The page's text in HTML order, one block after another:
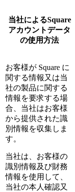
当社によるSquare
アカウントデータ
の使用方法
お客様が Square に
関する情報又は当
社の製品に関する
情報を要求する場
合、当社はお客様
から提供された識
別情報を収集しま
す。
当社は、お客様の
識別情報及び財務
情報を使用して、
当社の本人確認又